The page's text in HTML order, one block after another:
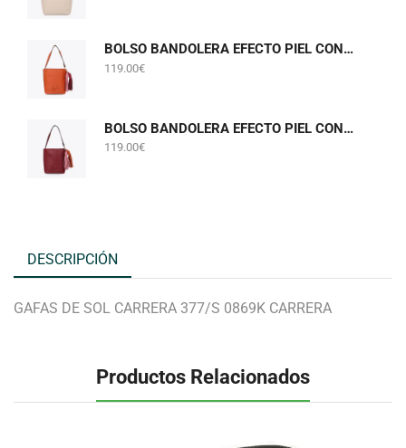
BOLSO BANDOLERA EFECTO PIEL CON POMPONES NARANJA LOLA CASADEMUNT LF2604058
119.00€
BOLSO BANDOLERA EFECTO PIEL CON POMPONES BURDEOS LOLA CASADEMUNT LF2604058
119.00€
DESCRIPCIÓN
GAFAS DE SOL CARRERA 377/S 0869K CARRERA
Productos Relacionados